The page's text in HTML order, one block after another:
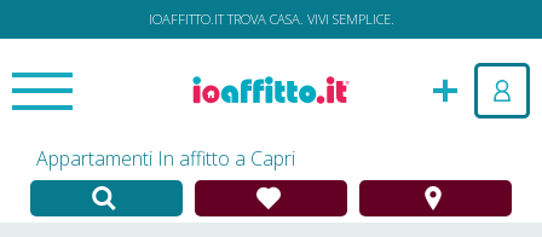
IOAFFITTO.IT TROVA CASA. VIVI SEMPLICE.
Appartamenti In affitto a Capri